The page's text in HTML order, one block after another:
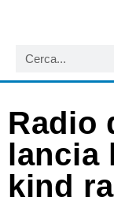
Radio
lancia
kind